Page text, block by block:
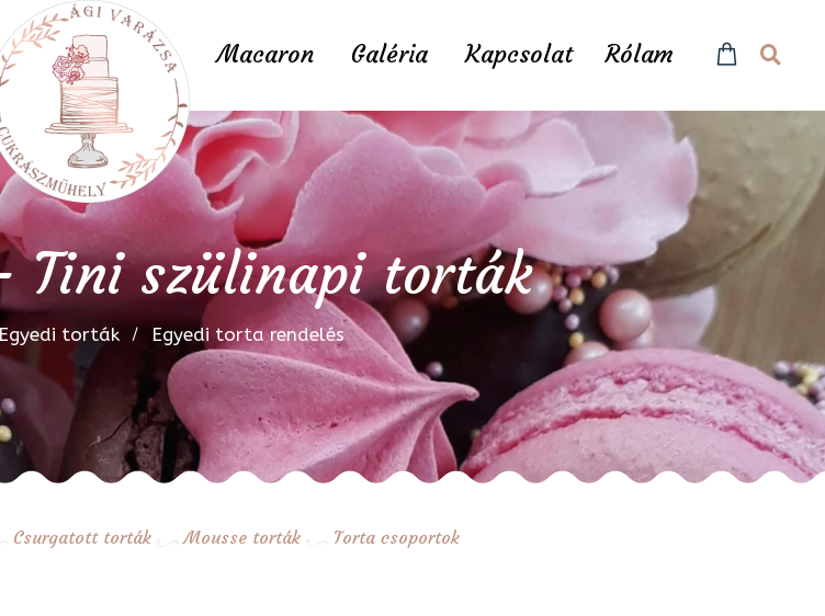
Macaron Galéria Kapcsolat Rólam
Tini szülinapi torták
torták Egyedi torta rendelés
Csurgatott torták Mousse torták Torta csoportok